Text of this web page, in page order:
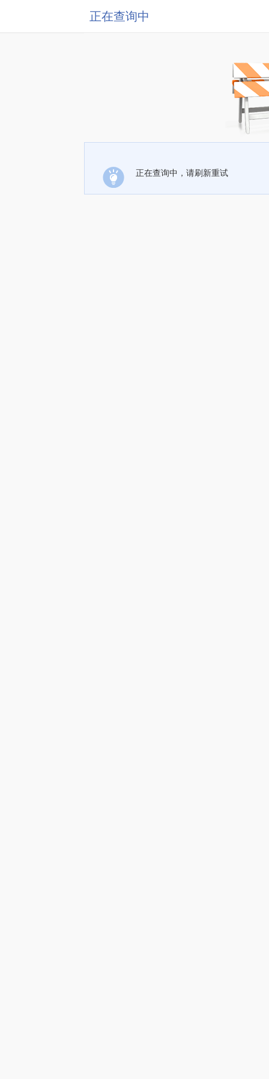
正在查询中
正在查询中，请刷新重试